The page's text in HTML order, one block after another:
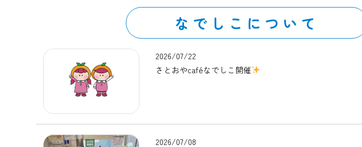
なでしこについて
2026/07/22
さとおやcaféなでしこ開催
2026/07/08